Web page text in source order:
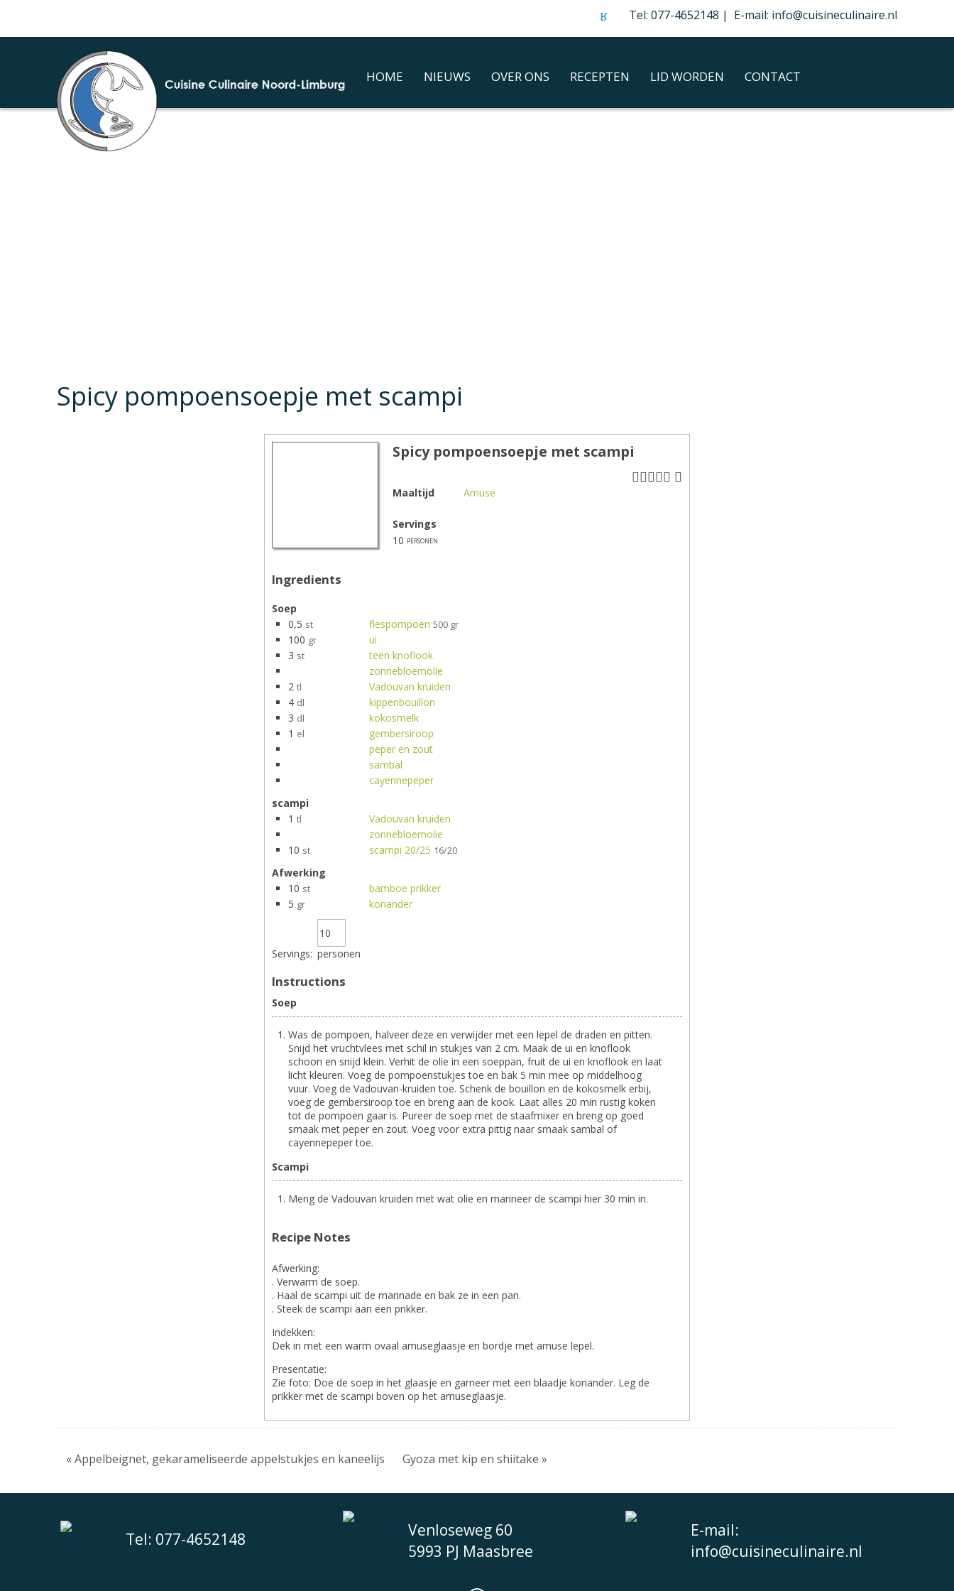
Tel: 077-4652148 | E-mail: info@cuisineculinaire.nl
HOME NIEUWS OVER ONS RECEPTEN LID WORDEN CONTACT
Spicy pompoensoepje met scampi
Spicy pompoensoepje met scampi
Maaltijd Amuse
Servings
10 personen
Ingredients
Soep
0,5 st flespompoen 500 gr
100 gr
ui
3 st
teen knoflook
zonnebloemolie
2 tl
Vadouvan kruiden
4 dl
kippenbouillon
3 dl
kokosmelk
1 el
gembersiroop
peper en zout
sambal
cayennepeper
scampi
1 tl
Vadouvan kruiden
zonnebloemolie
10 st scampi 20/25 16/20
Afwerking
10 st
bamboe prikker
5 gr koriander
Servings: personen
Instructions
Soep
Was de pompoen, halveer deze en verwijder met een lepel de draden en pitten.
Snijd het vruchtvlees met schil in stukjes van 2 cm. Maak de ui en knoflook
schoon en snijd klein. Verhit de olie in een soeppan, fruit de ui en knoflook en laat
licht kleuren. Voeg de pompoenstukjes toe en bak 5 min mee op middelhoog
vuur. Voeg de Vadouvan-kruiden toe. Schenk de bouillon en de kokosmelk erbij,
voeg de gembersiroop toe en breng aan de kook. Laat alles 20 min rustig koken
tot de pompoen gaar is. Pureer de soep met de staafmixer en breng op goed
smaak met peper en zout. Voeg voor extra pittig naar smaak sambal of
cayennepeper toe.
Scampi
Meng de Vadouvan kruiden met wat olie en marineer de scampi hier 30 min in.
Recipe Notes
Afwerking:
. Verwarm de soep.
. Haal de scampi uit de marinade en bak ze in een pan.
. Steek de scampi aan een prikker.
Indekken:
Dek in met een warm ovaal amuseglaasje en bordje met amuse lepel.
Presentatie:
Zie foto: Doe de soep in het glaasje en garneer met een blaadje koriander. Leg de
prikker met de scampi boven op het amuseglaasje.
« Appelbeignet, gekarameliseerde appelstukjes en kaneelijs Gyoza met kip en shiitake »
Tel: 077-4652148
Venloseweg 60
5993 PJ Maasbree
E-mail:
info@cuisineculinaire.nl